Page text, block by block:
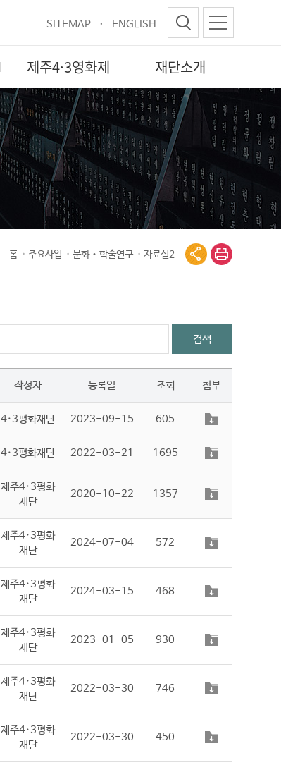
SITEMAP ENGLISH
제주4·3영화제 재단소개
홈 주요사업 문화‧학술연구 자료실2
검색
작성자 등록일 조회 첨부
4·3평화재단 2023-09-15 605
4·3평화재단 2022-03-21 1695
제주4·3평화
재단
2020-10-22 1357
제주4·3평화
재단
2024-07-04 572
제주4·3평화
재단
2024-03-15 468
제주4·3평화
재단
2023-01-05 930
제주4·3평화
재단
2022-03-30 746
제주4·3평화
재단
2022-03-30 450